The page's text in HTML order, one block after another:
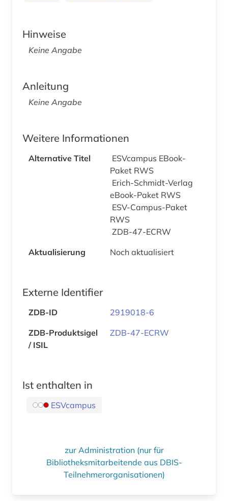
Hinweise
Keine Angabe
Anleitung
Keine Angabe
Weitere Informationen
Alternative Titel
ESVcampus EBook-
Paket RWS
Erich-Schmidt-Verlag
eBook-Paket RWS
ESV-Campus-Paket
RWS
ZDB-47-ECRW
Aktualisierung
Noch aktualisiert
Externe Identifier
ZDB-ID
2919018-6
ZDB-Produktsigel
/ ISIL
ZDB-47-ECRW
Ist enthalten in
ESVcampus
zur Administration (nur für
Bibliotheksmitarbeitende aus DBIS-
Teilnehmerorganisationen)